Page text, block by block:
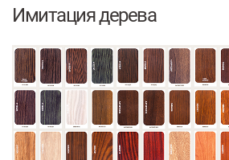
Имитация дерева